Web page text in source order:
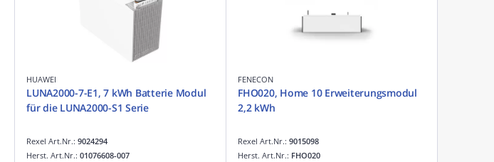
HUAWEI
LUNA2000-7-E1, 7 kWh Batterie Modul
für die LUNA2000-S1 Serie
Rexel Art.Nr.: 9024294
Herst. Art.Nr.: 01076608-007
FENECON
FHO020, Home 10 Erweiterungsmodul
2,2 kWh
Rexel Art.Nr.: 9015098
Herst. Art.Nr.: FHO020